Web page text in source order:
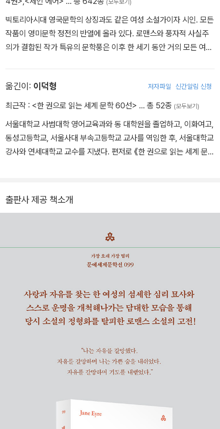
까 여자들이 관습이 여자들에게 필요한 것이라고 선언한 것 이상의
것을 행하고 배우려고 나설 때, 그들을 비난하거나 비웃는 것은 지각
없는 일인 것이다.
(모두보기)
빅토리아시대 영국문학의 상징과도 같은 여성 소설가이자 시인. 모든
작품이 영미문학 정전의 반열에 올라 있다. 로맨스와 풍자적 사실주
의가 결합된 작가 특유의 문학풍은 이후 한 세기 동안 거의 모든 여성
께 카우언브리지 기숙학교에 입학했으나, 열악한 환경으로 인해 두
언니는 폐결핵에 걸려 사망한다. 남은 네 남매 샬럿, 브랜웰, 에밀리,
처럼 쓰며 성장한다. 이후 로헤드 학교에 입학해 학업을 이어간 샬럿
은 졸업 이후 그곳에서 3년간 교사 생활을 하며, 그때 느낀 우울함과
고독함을 서정적인 시에 담는다. 학교를 나와 요크셔의 여러 부유한
47년 《제인 에어》를 출간하여 엄청난 성공을 거둔다. 1848년 《셜
리》를 집필하기 시작하지만, 같은 해 9월부터 1849년 사이에 세 남
단했던 샬럿은 슬픔을 극복하기 위한 수단으로 다시 집필을 시작했으
며, 마침내 원고를 완성하여 1849년에 《셜리》를 발표한다. 당대의
여성으로서는 보기 드물게 독신을 고집했던 샬럿은 1854년 아버지
악화되어 이듬해 봄 서른여덟에 세상을 떠난다. 첫 집필작이나 공개
되지 않았던 장편소설 《교수》는 1857년, 그의 사후에야 출간된다.
《셜리》에서 《빌레트》(1853)까지, 샬럿의 소설들은 당시 영국 사회
정치적 독립 문제를 정면으로 다루었다. 이 때문에 그의 작품들은 당
대에는 ‘지나치게 남성적’이라는 평과 함께 ‘불온한 책’으로 여겨지기
도 했으나, 오늘날에는 선구적인 페미니즘 작품으로 재해석되어 널리
옮긴이: 이덕형 저자파일 신간알림 신청
최근작 : <한 권으로 읽는 세계 문학 60선> … 총 52종 (모두보기)
서울대학교 사범대학 영어교육과와 동 대학원을 졸업하고, 이화여고,
동성고등학교, 서울사대 부속고등학교 교사를 역임한 후, 서울대학교
강사와 연세대학교 교수를 지냈다. 편저로 《한 권으로 읽는 세계 문학
《프랑스 중위의 여자》(존 파울스), 《20세기 아이의 고백》(토머스 로
는 모스크바》(유리 다니엘), 《밤비》(펠릭스 잘텐), 《이솝 우화》(이
솝) 외에 다수가 있다.
출판사 제공 책소개